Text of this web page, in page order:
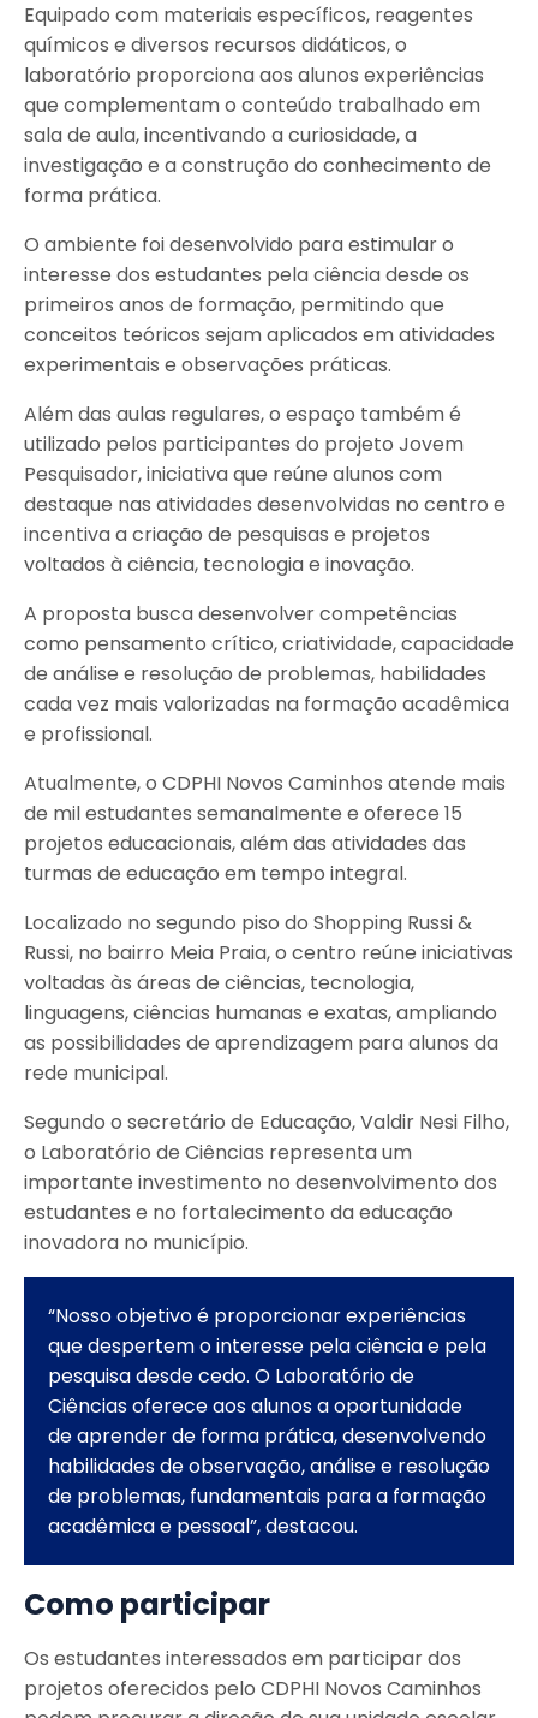
Equipado com materiais específicos, reagentes
químicos e diversos recursos didáticos, o
laboratório proporciona aos alunos experiências
que complementam o conteúdo trabalhado em
sala de aula, incentivando a curiosidade, a
investigação e a construção do conhecimento de
forma prática.
O ambiente foi desenvolvido para estimular o
interesse dos estudantes pela ciência desde os
primeiros anos de formação, permitindo que
conceitos teóricos sejam aplicados em atividades
experimentais e observações práticas.
Além das aulas regulares, o espaço também é
utilizado pelos participantes do projeto Jovem
Pesquisador, iniciativa que reúne alunos com
destaque nas atividades desenvolvidas no centro e
incentiva a criação de pesquisas e projetos
voltados à ciência, tecnologia e inovação.
A proposta busca desenvolver competências
como pensamento crítico, criatividade, capacidade
de análise e resolução de problemas, habilidades
cada vez mais valorizadas na formação acadêmica
e profissional.
Atualmente, o CDPHI Novos Caminhos atende mais
de mil estudantes semanalmente e oferece 15
projetos educacionais, além das atividades das
turmas de educação em tempo integral.
Localizado no segundo piso do Shopping Russi &
Russi, no bairro Meia Praia, o centro reúne iniciativas
voltadas às áreas de ciências, tecnologia,
linguagens, ciências humanas e exatas, ampliando
as possibilidades de aprendizagem para alunos da
rede municipal.
Segundo o secretário de Educação, Valdir Nesi Filho,
o Laboratório de Ciências representa um
importante investimento no desenvolvimento dos
estudantes e no fortalecimento da educação
inovadora no município.
“Nosso objetivo é proporcionar experiências
que despertem o interesse pela ciência e pela
pesquisa desde cedo. O Laboratório de
Ciências oferece aos alunos a oportunidade
de aprender de forma prática, desenvolvendo
habilidades de observação, análise e resolução
de problemas, fundamentais para a formação
acadêmica e pessoal”, destacou.
Como participar
Os estudantes interessados em participar dos
projetos oferecidos pelo CDPHI Novos Caminhos